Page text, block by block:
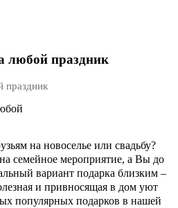
любой праздник
праздник
на новоселье или свадьбу?
семейное мероприятие, а Вы до
вариант подарка близким –
и привносящая в дом уют
популярных подарков в нашей